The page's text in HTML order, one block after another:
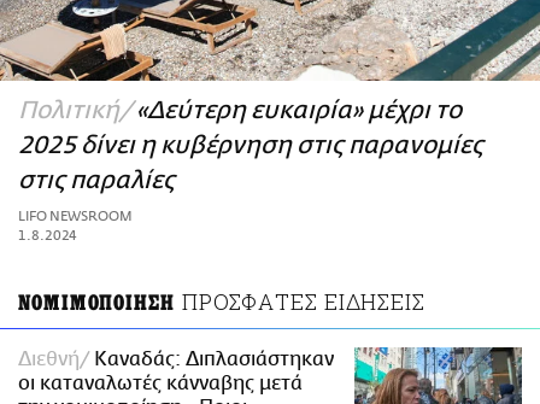
ΑΜΠΑ
PRINT
Πολιτική «Δεύτερη ευκαιρία» μέχρι το
2025 δίνει η κυβέρνηση στις παρανομίες
στις παραλίες
LIFO NEWSROOM
1.8.2024
ΝΟΜΙΜΟΠΟΙΗΣΗ ΠΡΟΣΦΑΤΕΣ ΕΙΔΗΣΕΙΣ
Διεθνή
Καναδάς: Διπλασιάστηκαν
οι καταναλωτές κάνναβης μετά